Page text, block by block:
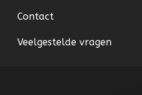
Contact
Veelgestelde vragen